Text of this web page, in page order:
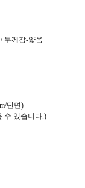
두께감-얇음
단면)
수 있습니다.)